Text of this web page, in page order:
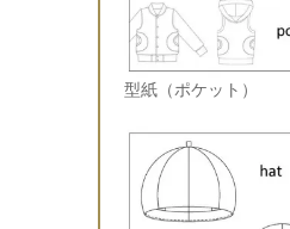
型紙（ポケット）